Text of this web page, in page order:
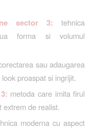
sector 3: tehnica
forma si volumul
sau adaugarea
proaspat si ingrijit.
metoda care imita firul
extrem de realist.
moderna cu aspect